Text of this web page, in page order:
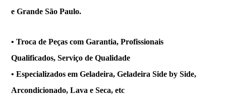
e Grande São Paulo.
• Troca de Peças com Garantia, Profissionais
Qualificados, Serviço de Qualidade
• Especializados em Geladeira, Geladeira Side by Side,
Arcondicionado, Lava e Seca, etc